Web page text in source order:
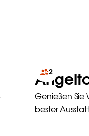
2
Genießen Sie
bester